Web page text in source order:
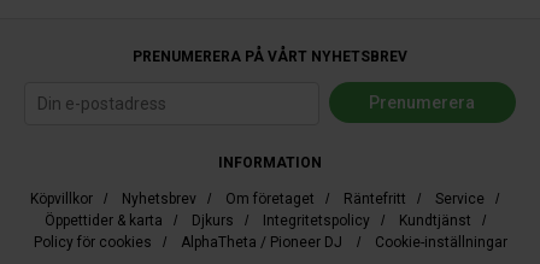
PRENUMERERA PÅ VÅRT NYHETSBREV
INFORMATION
Köpvillkor / Nyhetsbrev / Om företaget / Räntefritt / Service /
Öppettider & karta / Djkurs / Integritetspolicy / Kundtjänst /
Policy för cookies / AlphaTheta / Pioneer DJ / Cookie-inställningar